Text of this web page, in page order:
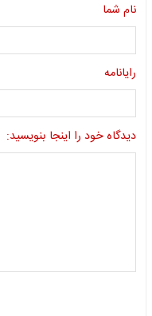
نام شما
رایانامه
دیدگاه خود را اینجا بنویسید: